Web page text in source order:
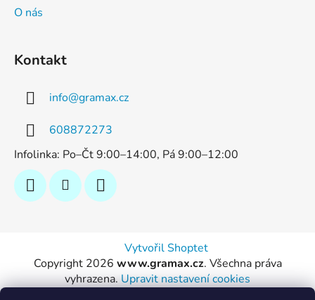
O nás
Kontakt
info@gramax.cz
608872273
Infolinka: Po–Čt 9:00–14:00, Pá 9:00–12:00
Vytvořil Shoptet
Copyright 2026 www.gramax.cz. Všechna práva
vyhrazena.Upravit nastavení cookies